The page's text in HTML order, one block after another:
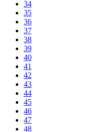
34
35
36
37
38
39
40
41
42
43
44
45
46
47
48